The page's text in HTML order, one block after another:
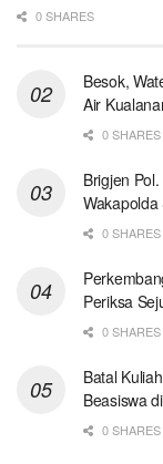
0 SHARES
Besok,
Air
0 SHARES
Brigjen
Wakapolda
0 SHARES
Periksa
0 SHARES
Batal
Beasiswa
0 SHARES